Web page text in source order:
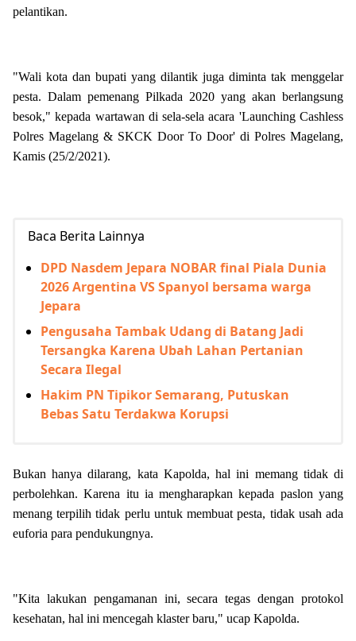
pelantikan.
"Wali kota dan bupati yang dilantik juga diminta tak menggelar
pesta. Dalam pemenang Pilkada 2020 yang akan berlangsung
besok," kepada wartawan di sela-sela acara 'Launching Cashless
Polres Magelang & SKCK Door To Door' di Polres Magelang,
Kamis (25/2/2021).
Baca Berita Lainnya
DPD Nasdem Jepara NOBAR final Piala Dunia
2026 Argentina VS Spanyol bersama warga
Jepara
Pengusaha Tambak Udang di Batang Jadi
Tersangka Karena Ubah Lahan Pertanian
Secara Ilegal
Hakim PN Tipikor Semarang, Putuskan
Bebas Satu Terdakwa Korupsi
Bukan hanya dilarang, kata Kapolda, hal ini memang tidak di
perbolehkan. Karena itu ia mengharapkan kepada paslon yang
menang terpilih tidak perlu untuk membuat pesta, tidak usah ada
euforia para pendukungnya.
"Kita lakukan pengamanan ini, secara tegas dengan protokol
kesehatan, hal ini mencegah klaster baru," ucap Kapolda.